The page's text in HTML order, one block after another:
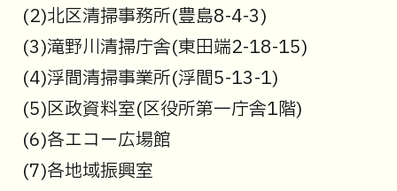
(2)北区清掃事務所(豊島8-4-3)
(3)滝野川清掃庁舎(東田端2-18-15)
(4)浮間清掃事業所(浮間5-13-1)
(5)区政資料室(区役所第一庁舎1階)
(6)各エコー広場館
(7)各地域振興室